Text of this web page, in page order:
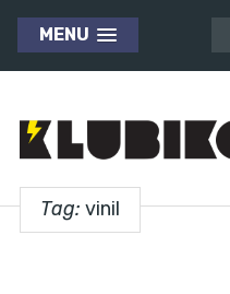
MENU
Tag: vinil